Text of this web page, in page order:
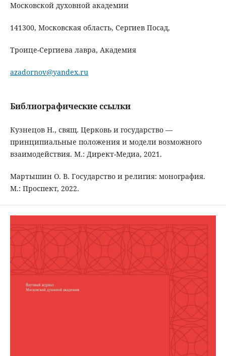
Московской духовной академии
141300, Московская область, Сергиев Посад,
Троице-Сергиева лавра, Академия
azadornov@yandex.ru
Библиографические ссылки
Кузнецов Н., свящ. Церковь и государство —
принципиальные положения и модели возможного
взаимодействия. М.: Директ-Медиа, 2021.
Мартышин О. В. Государство и религия: монография.
М.: Проспект, 2022.